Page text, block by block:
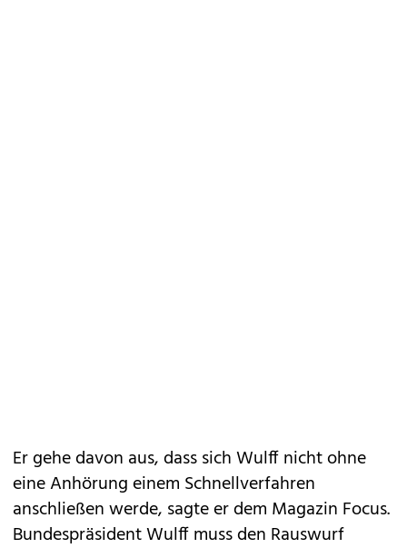
Er gehe davon aus, dass sich Wulff nicht ohne
eine Anhörung einem Schnellverfahren
anschließen werde, sagte er dem Magazin Focus.
Bundespräsident Wulff muss den Rauswurf